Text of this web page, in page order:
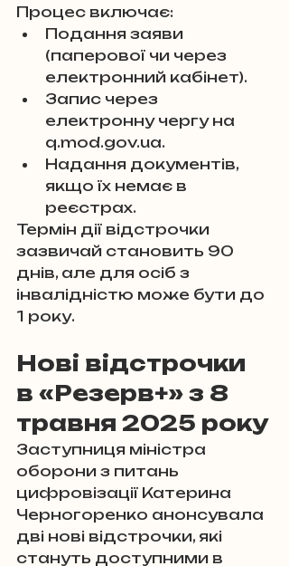
Процес включає:
Подання заяви
(паперової чи через
електронний кабінет).
Запис через
електронну чергу на
q.mod.gov.ua.
Надання документів,
якщо їх немає в
реєстрах.
Термін дії відстрочки
зазвичай становить 90
днів, але для осіб з
інвалідністю може бути до
1 року.
Нові відстрочки
в «Резерв+» з 8
травня 2025 року
Заступниця міністра
оборони з питань
цифровізації Катерина
Черногоренко анонсувала
дві нові відстрочки, які
стануть доступними в